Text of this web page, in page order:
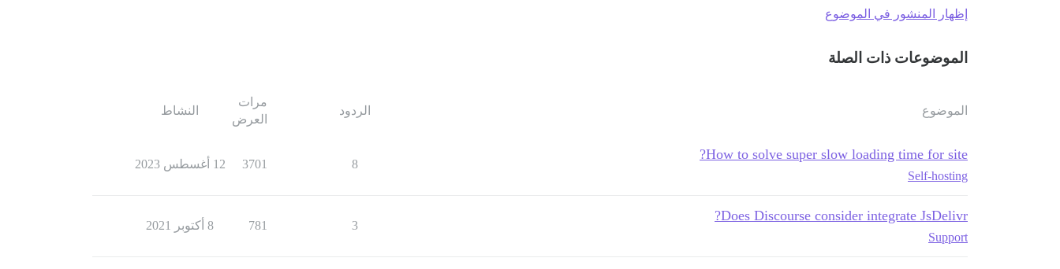
إظهار المنشور في الموضوع
الموضوعات ذات الصلة
الموضوع الردود
مرات
العرض
النشاط
How to solve super slow loading time for site?
Self-hosting
8
3701 12 أغسطس 2023
Does Discourse consider integrate JsDelivr?
Support
3
781 8 أكتوبر 2021